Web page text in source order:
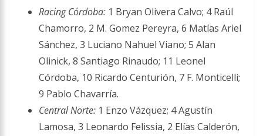
Racing Córdoba: 1 Bryan Olivera Calvo; 4 Raúl
Chamorro, 2 M. Gomez Pereyra, 6 Matías Ariel
Sánchez, 3 Luciano Nahuel Viano; 5 Alan
Olinick, 8 Santiago Rinaudo; 11 Leonel
Córdoba, 10 Ricardo Centurión, 7 F. Monticelli;
9 Pablo Chavarría.
Central Norte: 1 Enzo Vázquez; 4 Agustín
Lamosa, 3 Leonardo Felissia, 2 Elías Calderón,